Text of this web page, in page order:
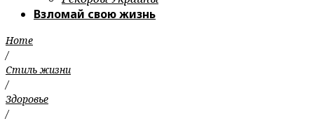
Взломай свою жизнь
Home
/
Стиль жизни
/
Здоровье
/